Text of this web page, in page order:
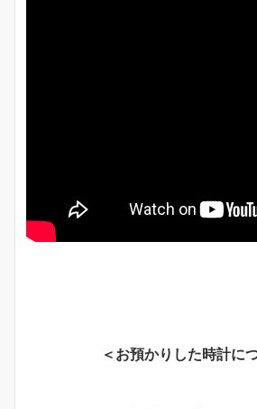
＜お預かりした時計に